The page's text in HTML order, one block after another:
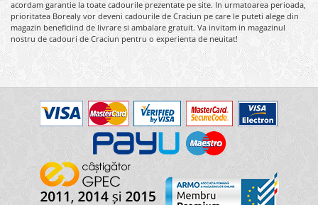
acordam garantie la toate cadourile prezentate pe site. In urmatoarea perioada,
prioritatea Borealy vor deveni cadourile de Craciun pe care le puteti alege din
magazin beneficiind de livrare si ambalare gratuit. Va invitam in magazinul
nostru de cadouri de Craciun pentru o experienta de neuitat!